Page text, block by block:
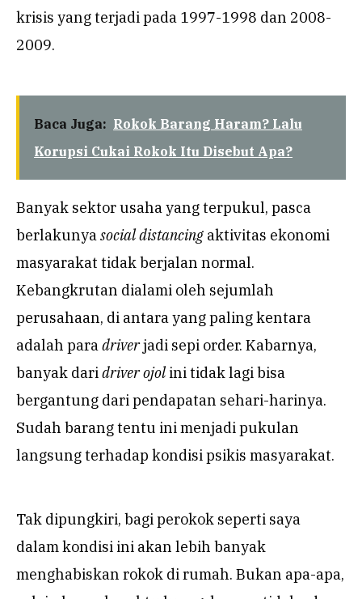
krisis yang terjadi pada 1997-1998 dan 2008-
2009.
Baca Juga: Rokok Barang Haram? Lalu
Korupsi Cukai Rokok Itu Disebut Apa?
Banyak sektor usaha yang terpukul, pasca
berlakunyasocial distancing aktivitas ekonomi
masyarakat tidak berjalan normal.
Kebangkrutan dialami oleh sejumlah
perusahaan, di antara yang paling kentara
adalah paradriverjadi sepi order. Kabarnya,
banyak daridriverojolini tidak lagi bisa
bergantung dari pendapatan sehari-harinya.
Sudah barang tentu ini menjadi pukulan
langsung terhadap kondisi psikis masyarakat.
Tak dipungkiri, bagi perokok seperti saya
dalam kondisi ini akan lebih banyak
menghabiskan rokok di rumah. Bukan apa-apa,